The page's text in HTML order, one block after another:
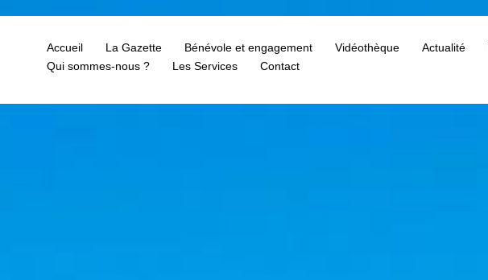
Accueil La Gazette Bénévole et engagement Vidéothèque Actualité
Qui sommes-nous ?
Les Services Contact